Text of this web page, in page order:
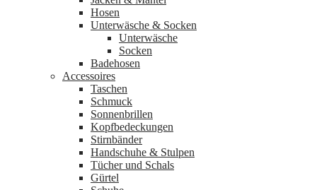
Hosen
Unterwäsche & Socken
Unterwäsche
Socken
Badehosen
Accessoires
Taschen
Schmuck
Sonnenbrillen
Kopfbedeckungen
Stirnbänder
Handschuhe & Stulpen
Tücher und Schals
Gürtel